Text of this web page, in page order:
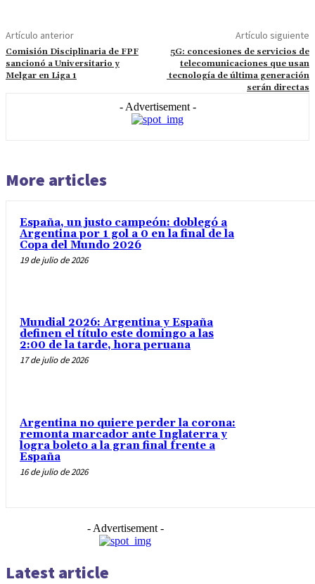
Artículo anterior
Comisión Disciplinaria de FPF
sancionó a Universitario y
Melgar en Liga 1
Artículo siguiente
5G: concesiones de servicios de
telecomunicaciones que usan
tecnología de última generación
serán directas
- Advertisement -
More articles
España, un justo campeón: doblegó a
Argentina por 1 gol a 0 en la final de la
Copa del Mundo 2026
19 de julio de 2026
Mundial 2026: Argentina y España
definen el título este domingo a las
2:00 de la tarde, hora peruana
17 de julio de 2026
Argentina no quiere perder la corona:
remonta marcador ante Inglaterra y
logra boleto a la gran final frente a
España
16 de julio de 2026
- Advertisement -
Latest article